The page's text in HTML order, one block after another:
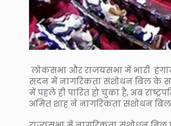
लोकसभा और राजयसभा में भारी
सदन में नागरिकता संशोधन बिल के
में पहले ही पारित हो चुका है, अब
अमित शाह ने नागरिकता संशोधन बिल